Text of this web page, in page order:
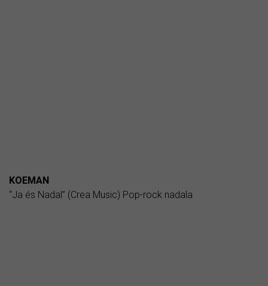
KOEMAN
“Ja és Nadal” (Crea Music) Pop-rock nadala